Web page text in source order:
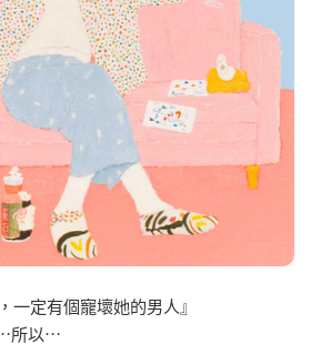
一定有個寵壞她的男人』
⋯所以⋯